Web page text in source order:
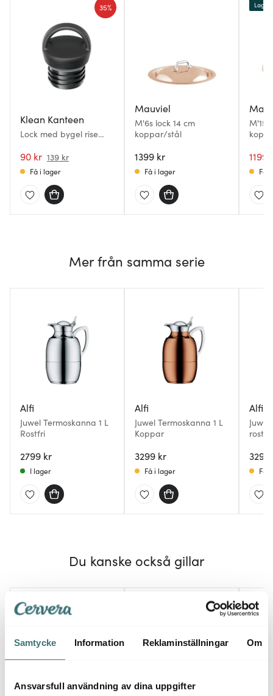
Samtycke Information Reklaminställningar Om
Ansvarsfull användning av dina uppgifter
Klean Kanteen
Lock med bygel rise
90 kr 139 kr
35%
Få i lager
Mauviel
M'6s lock 14 cm
koppar/stål
1399 kr
Få i lager
1199
Få
Mer från samma serie
Alfi
Juwel Termoskanna 1 L
Rostfri
2799 kr
I lager
Alfi
Juwel Termoskanna 1 L
Koppar
3299 kr
Få i lager
Alfi
3299
Få
Du kanske också gillar